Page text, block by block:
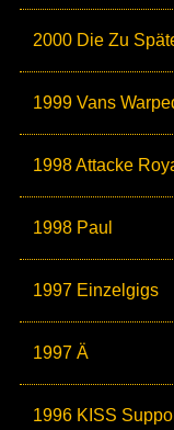
2000 Die Zu
1999 Vans
1998 Attacke
1998 Paul
1997 Einzelgigs
1997 Ä
1996 KISS